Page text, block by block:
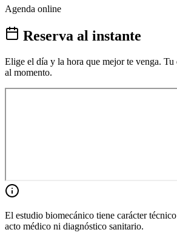
Agenda online
Reserva al instante
Elige el día y la hora que mejor te venga. Tu
al momento.
El estudio biomecánico tiene carácter
acto médico ni diagnóstico sanitario.